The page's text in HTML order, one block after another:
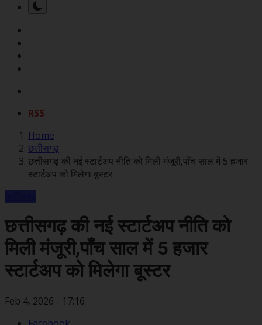
RSS
Home
छत्तीसगढ़
छत्तीसगढ़ की नई स्टार्टअप नीति को मिली मंजूरी,पाँच साल में 5 हजार
स्टार्टअप को मिलेगा बूस्टर
छत्तीसगढ़ की नई स्टार्टअप नीति को
मिली मंजूरी,पाँच साल में 5 हजार
स्टार्टअप को मिलेगा बूस्टर
Feb 4, 2026 - 17:16